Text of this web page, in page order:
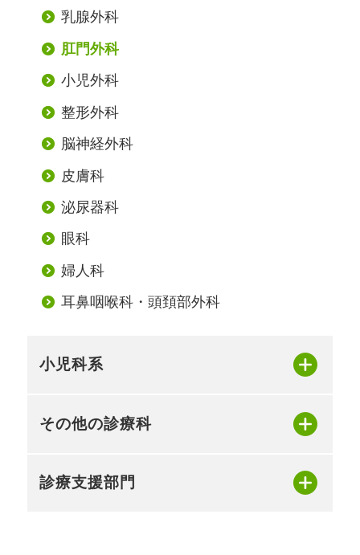
乳腺外科
肛門外科
小児外科
整形外科
脳神経外科
皮膚科
泌尿器科
眼科
婦人科
耳鼻咽喉科・頭頚部外科
小児科系
その他の診療科
診療支援部門